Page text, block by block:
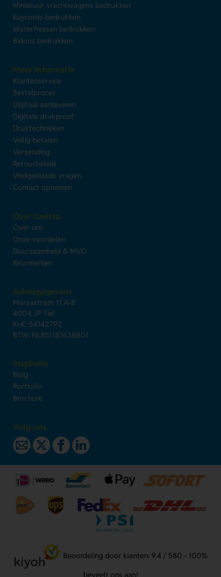
Miniatuur vrachtwagens bedrukken
Keycords bedrukken
Waterflessen bedrukken
Bidons bedrukken
Meer informatie
Klantenservice
Bestelproces
Digitaal aanleveren
Digitale drukproef
Druktechnieken
Veilig betalen
Verzending
Retourbeleid
Veelgestelde vragen
Contact opnemen
Over Lavista
Over ons
Onze voordelen
Duurzaamheid & MVO
Keurmerken
Adresgegevens
Morsestraat 11 A-B
4004 JP Tiel
KvK: 54142792
BTW: NL851187638B01
Inspiratie
Blog
Portfolio
Brochure
Volg ons
Beoordeling door klanten: 9.4 / 580 - 100%
beveelt ons aan!